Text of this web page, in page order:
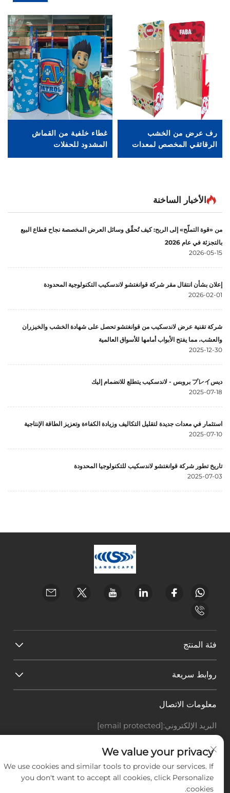
رف عرض من الخشب
الرقائقي المخصص لمعدات
الحيوانات الأليفة Ljmzj0001
غطاء خلفية من القماش
المشدود للحفلات
الأخبار الساخنة
من «قوة التملّح» إلى الربح: كيف تُحقِّق وسائل العرض المخصصة نجاح قطاع البيع
بالتجزئة في عام 2026
2026-05-15
إعلان بشأن انتقال مقر شركة قوانغتشو لاندسكيب التكنولوجية المحدودة
2026-02-01
شركة تقنية عرض لاندسكيب من قوانغتشو تحصل على شهادة الخشب والخيزران
والعشب، مما يفتح الأبواب أمامها للأسواق العالمية
2025-12-30
ديسプレイ بروبس - لاندسكيب يتطلع للانضمام إليك
2025-07-18
استثمار في معدات جديدة لتقليل التكاليف وزيادة الكفاءة وتعزيز الطاقة الإنتاجية
2025-07-10
تاريخ تطور شركة قوانغتشو لاندسكيب للتكنولوجيا المحدودة
2025-07-03
فئة المنتج
روابط سريعة
معلومات الاتصال
البريد الإلكتروني:[email protected]
هاتف:
Office add : غرفة 414، رقم 125، طريق هوانغيوان، منطقة
باييون، مدينة قوانغتشو، مقاطعة قوانغدونغ
حقوق النشر © شركة قوانغتشو لاندسكيب للتكنولوجيا
We value your privacy
We use cookies and similar tools to provide our services. If
you don't want to accept all cookies, click Personalize
cookies.